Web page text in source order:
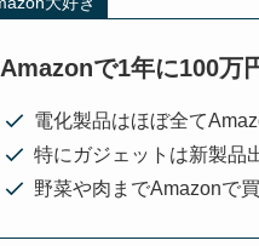
Amazonで1年に100万
電化製品はほぼ全て
特にガジェットは新製品
野菜や肉までAmazonで